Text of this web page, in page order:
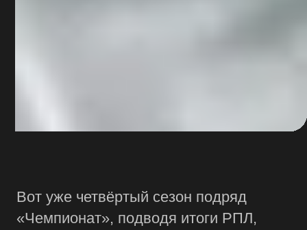
Вот уже четвёртый сезон подряд
«Чемпионат», подводя итоги РПЛ,